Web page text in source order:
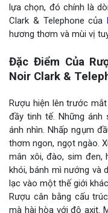
lựa chọn, đó chính là
Clark & Telephone của
hương thơm và mùi vị
Đặc Điểm Của
Noir Clark &
Rượu hiện lên trước
đầy tinh tế. Những
ánh nhìn. Nhấp ngụm
thơm ngon, ngọt ngào.
mân xôi, đào, sim đen,
khói, bánh mì nướng và
lạc vào một thế giới
Rượu cân bằng cấu
mà hài hòa với độ axit.